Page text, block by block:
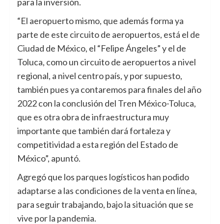
“El aeropuerto mismo, que además forma ya
parte de este circuito de aeropuertos, está el de
Ciudad de México, el “Felipe Ángeles” y el de
Toluca, como un circuito de aeropuertos a nivel
regional, a nivel centro país, y por supuesto,
también pues ya contaremos para finales del año
2022 con la conclusión del Tren México-Toluca,
que es otra obra de infraestructura muy
importante que también dará fortaleza y
competitividad a esta región del Estado de
México”, apuntó.
Agregó que los parques logísticos han podido
adaptarse a las condiciones de la venta en línea,
para seguir trabajando, bajo la situación que se
vive por la pandemia.